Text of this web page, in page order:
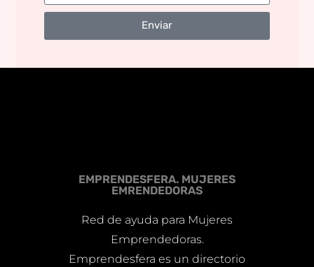
Enviar
EMPRENDESFERA. MUJERES
EMRENDEDORAS
Red de ayuda para Mujeres
Emprendedoras.
Emprendesfera es un directorio